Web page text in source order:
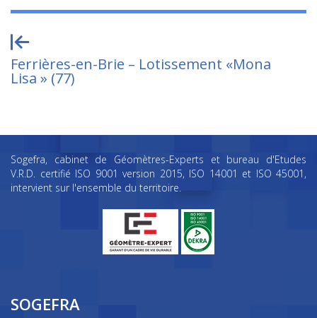
Ferrières-en-Brie – Lotissement «Mona
Lisa » (77)
Sogefra, cabinet de Géomètres-Experts et bureau d'Etudes
V.R.D. certifié ISO 9001 version 2015, ISO 14001 et ISO 45001,
intervient sur l'ensemble du territoire.
SOGEFRA